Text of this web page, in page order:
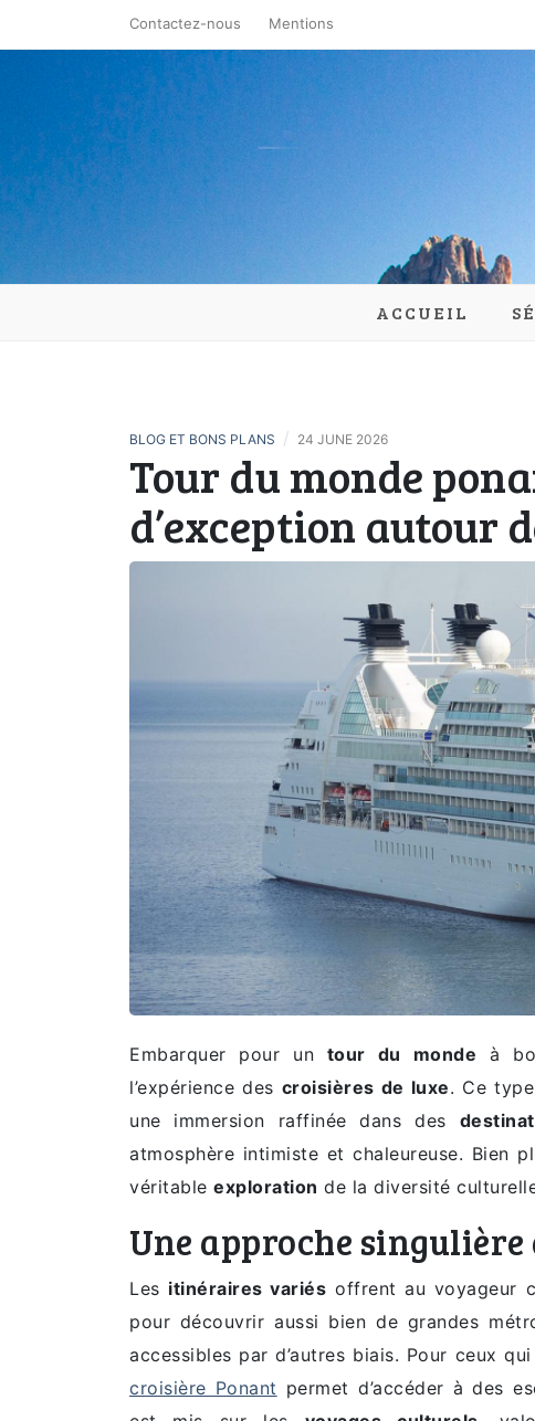
Contactez-nous Mentions
la-lande-
ACCUEIL
BLOG ET BONS PLANS / 24 JUNE 2026
Tour du monde
d’exception autour
Embarquer pour un tour du monde à
l’expérience des croisières de luxe. Ce
une immersion raffinée dans des
atmosphère intimiste et chaleureuse. Bien
véritable exploration de la diversité
Une approche
Les itinéraires variés offrent au voyageur
pour découvrir aussi bien de grandes
accessibles par d’autres biais. Pour ceux
croisière Ponant permet d’accéder à des